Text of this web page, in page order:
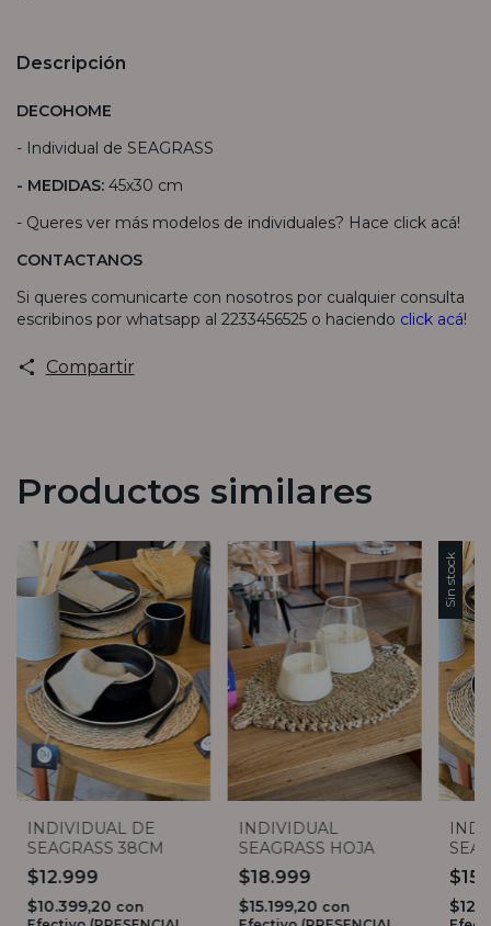
Descripción
DECOHOME
- Individual de SEAGRASS
- MEDIDAS: 45x30 cm
- Queres ver más modelos de individuales? Hace click acá!
CONTACTANOS
Si queres comunicarte con nosotros por cualquier consulta
escribinos por whatsapp al 2233456525 o haciendo click acá!
Compartir
Productos similares
INDIVIDUAL DE
SEAGRASS 38CM
$12.999
$10.399,20 con
INDIVIDUAL
SEAGRASS HOJA
$18.999
$15.199,20 con
Sin stock